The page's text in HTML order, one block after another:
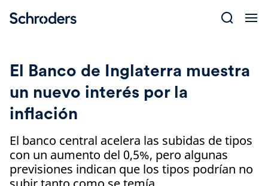
El Banco de Inglaterra muestra
un nuevo interés por la
inflación
El banco central acelera las subidas de tipos
con un aumento del 0,5%, pero algunas
previsiones indican que los tipos podrían no